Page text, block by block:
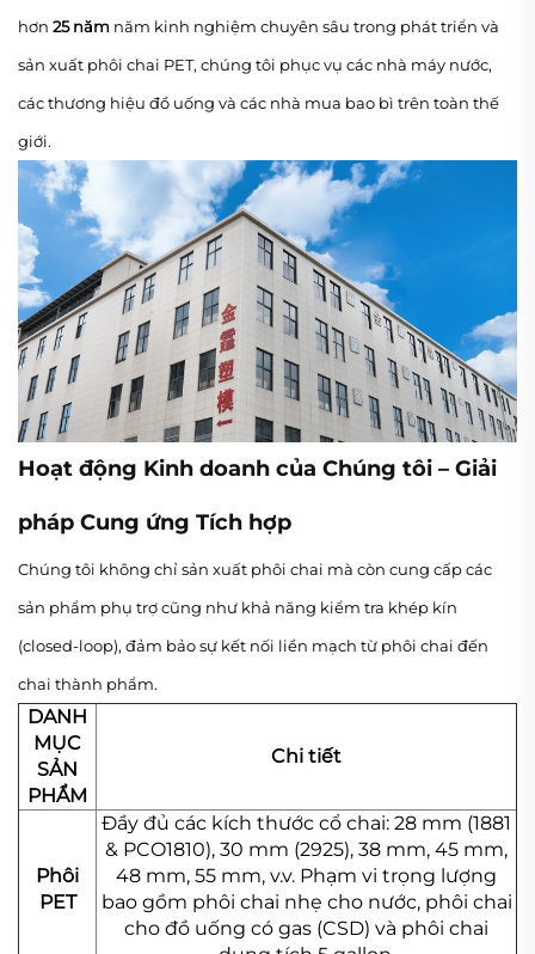
hơn 25 năm năm kinh nghiệm chuyên sâu trong phát triển và
sản xuất phôi chai PET, chúng tôi phục vụ các nhà máy nước,
các thương hiệu đồ uống và các nhà mua bao bì trên toàn thế
giới.
Hoạt động Kinh doanh của Chúng tôi – Giải
pháp Cung ứng Tích hợp
Chúng tôi không chỉ sản xuất phôi chai mà còn cung cấp các
sản phẩm phụ trợ cũng như khả năng kiểm tra khép kín
(closed-loop), đảm bảo sự kết nối liền mạch từ phôi chai đến
chai thành phẩm.
DANH
MỤC
SẢN
PHẨM
Chi tiết
Phôi
PET
Đầy đủ các kích thước cổ chai: 28 mm (1881
& PCO1810), 30 mm (2925), 38 mm, 45 mm,
48 mm, 55 mm, v.v. Phạm vi trọng lượng
bao gồm phôi chai nhẹ cho nước, phôi chai
cho đồ uống có gas (CSD) và phôi chai